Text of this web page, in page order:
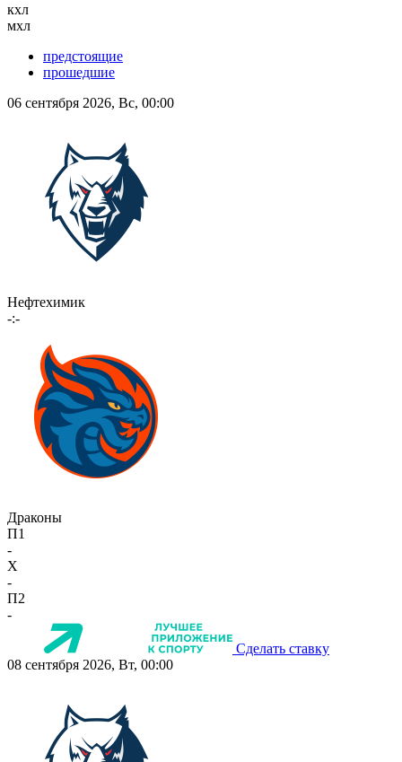
кхл
мхл
предстоящие
прошедшие
06 сентября 2026, Вс, 00:00
Нефтехимик
-:-
Драконы
П1
-
X
-
П2
-
Сделать ставку
08 сентября 2026, Вт, 00:00